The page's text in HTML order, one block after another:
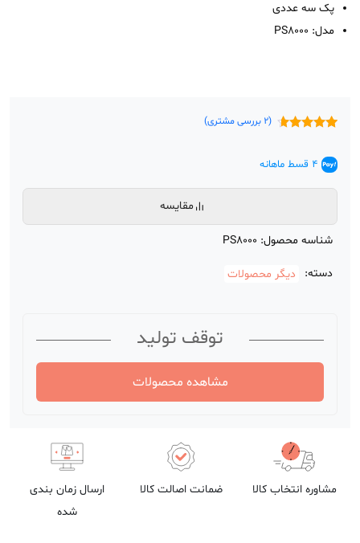
پک سه عددی
مدل: PS8000
در
امتیازدهی
(
2 بررسی مشتری)
4 قسط ماهانه
مقایسه
شناسه محصول: PS8000
دسته: دیگر محصولات
توقف تولید
مشاهده محصولات
مشاوره انتخاب کالا ضمانت اصالت کالا
ارسال زمان بندی
شده